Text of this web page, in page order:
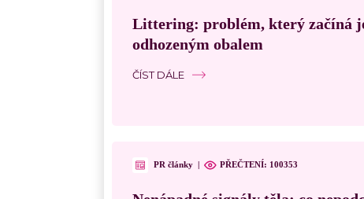
Littering: problém, který začíná
odhozeným obalem
ČÍST DÁLE
PR články | PŘEČTENÍ: 100353